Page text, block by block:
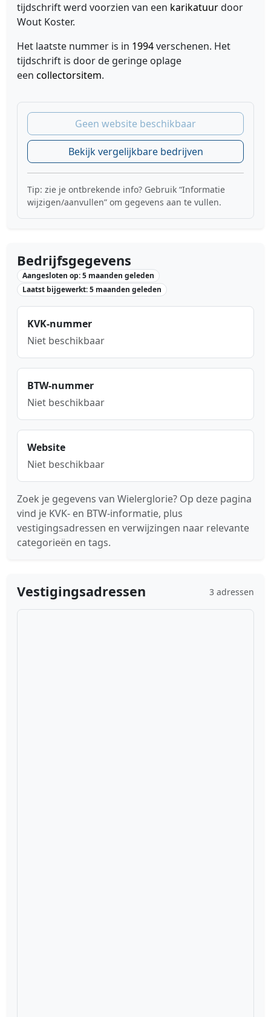
tijdschrift werd voorzien van een karikatuurdoor
Wout Koster.
Het laatste nummer is in 1994verschenen. Het
tijdschrift is door de geringe oplage
een collectorsitem.
Geen website beschikbaar
Bekijk vergelijkbare bedrijven
Tip: zie je ontbrekende info? Gebruik “Informatie
wijzigen/aanvullen” om gegevens aan te vullen.
Bedrijfsgegevens
Aangesloten op: 5 maanden geleden
Laatst bijgewerkt: 5 maanden geleden
KVK-nummer
Niet beschikbaar
BTW-nummer
Niet beschikbaar
Website
Niet beschikbaar
Zoek je gegevens van Wielerglorie? Op deze pagina
vind je KVK- en BTW-informatie, plus
vestigingsadressen en verwijzingen naar relevante
categorieën en tags.
Vestigingsadressen 3 adressen